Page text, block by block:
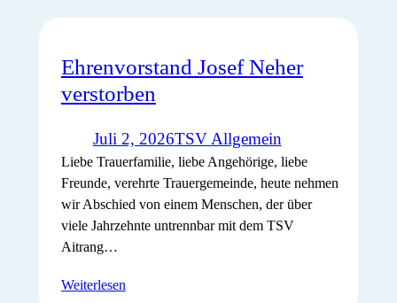
Ehrenvorstand Josef Neher
verstorben
Juli 2, 2026TSV Allgemein
Liebe Trauerfamilie, liebe Angehörige, liebe
Freunde, verehrte Trauergemeinde, heute nehmen
wir Abschied von einem Menschen, der über
viele Jahrzehnte untrennbar mit dem TSV
Aitrang…
Weiterlesen